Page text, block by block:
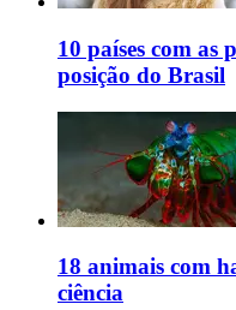
10 países com as
posição do Brasil
18 animais com
ciência